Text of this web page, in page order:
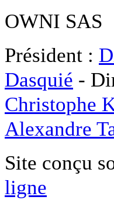
OWNI SAS
Président :
Dasquié -
Christophe
Alexandre
Site conçu
ligne